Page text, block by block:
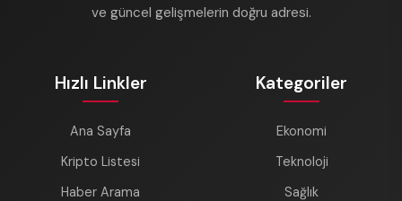
ve güncel gelişmelerin doğru adresi.
Hızlı Linkler
Ana Sayfa
Kripto Listesi
Haber Arama
Kategoriler
Ekonomi
Teknoloji
Sağlık